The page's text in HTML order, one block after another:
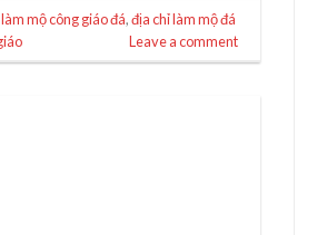
mộ công giáo đá,địa chỉ làm mộ đá
Leave a comment